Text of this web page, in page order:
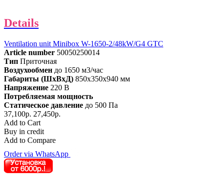
Details
Ventilation unit Minibox W-1650-2/48kW/G4 GTC
Article number 50050250014
Тип Приточная
Воздухообмен до 1650 м3/час
Габариты (ШхВхД) 850x350x940 мм
Напряжение 220 В
Потребляемая мощность
Статическое давление до 500 Па
37,100р. 27,450р.
Add to Cart
Buy in credit
Add to Compare
Order via WhatsApp